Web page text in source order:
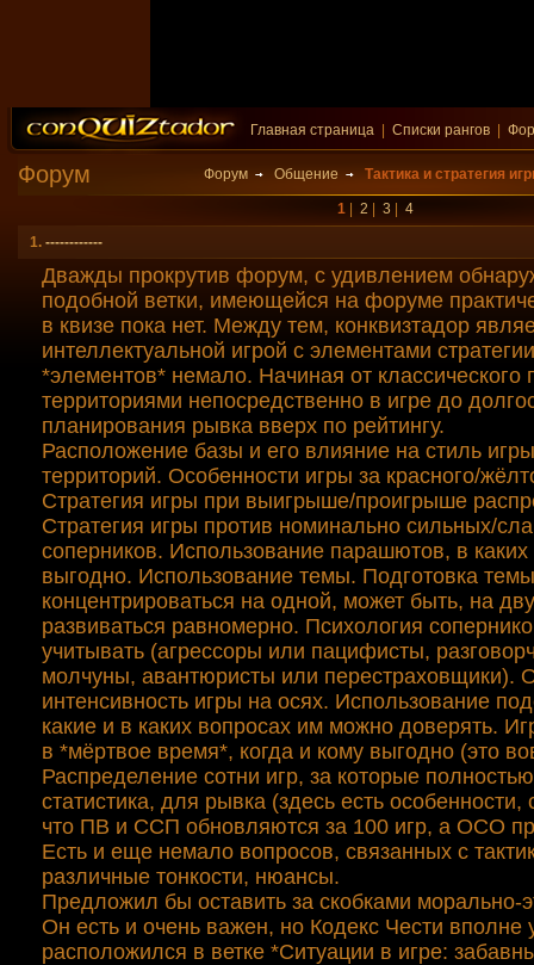
Главная страница Списки рангов
Форум Форум Общение Тактика и стратегия
1 2 3
4
1. ------------
Дважды прокрутив форум, с удивлением
подобной ветки, имеющейся на форуме
в квизе пока нет. Между тем, конквизтадор
интеллектуальной игрой с элементами
*элементов* немало. Начиная от классического
территориями непосредственно в игре до
планирования рывка вверх по рейтингу.
Расположение базы и его влияние на стиль
территорий. Особенности игры за красного/
Стратегия игры при выигрыше/проигрыше
Стратегия игры против номинально сильных/
соперников. Использование парашютов, в каких
выгодно. Использование темы. Подготовка
концентрироваться на одной, может быть, на
развиваться равномерно. Психология
учитывать (агрессоры или пацифисты,
молчуны, авантюристы или перестраховщики).
интенсивность игры на осях. Использование
какие и в каких вопросах им можно доверять.
в *мёртвое время*, когда и кому выгодно (это
Распределение сотни игр, за которые
статистика, для рывка (здесь есть
что ПВ и ССП обновляются за 100 игр, а ОСО
Есть и еще немало вопросов, связанных с
различные тонкости, нюансы.
Предложил бы оставить за скобками морально-
Он есть и очень важен, но Кодекс Чести вполне
расположился в ветке *Ситуации в игре: